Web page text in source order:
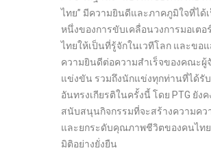
ไทย” มีความยินดีและภาคภูมิใจที่ได้
หนึ่งของการขับเคลื่อนวงการมอเตอ
ไทยให้เป็นที่รู้จักในเวทีโลก และขอ
ความยินดีต่อความสำเร็จของคณะผู้
แข่งขัน รวมถึงนักแข่งทุกท่านที่ได้รั
อันทรงเกียรติในครั้งนี้ โดย PTG ยัง
สนับสนุนกิจกรรมที่จะสร้างความคว
และยกระดับคุณภาพชีวิตของคนไท
มิติอย่างยั่งยืน